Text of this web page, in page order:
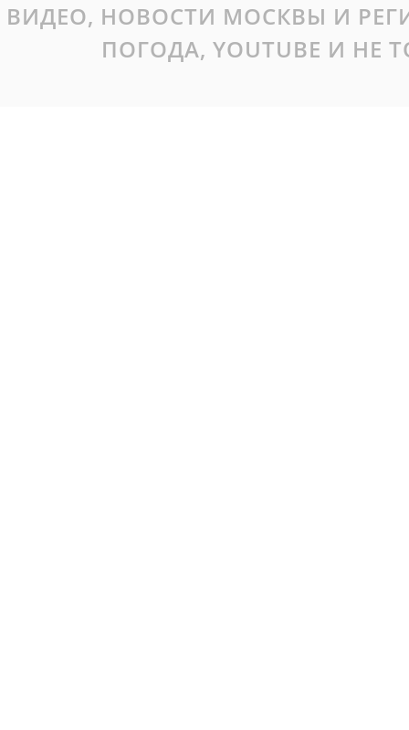
ВИДЕО, НОВОСТИ МОСКВЫ И
ПОГОДА, YOUTUBE И